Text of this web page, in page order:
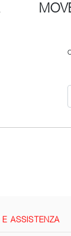
E ASSISTENZA